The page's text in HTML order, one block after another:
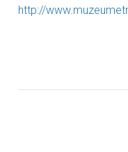
http://